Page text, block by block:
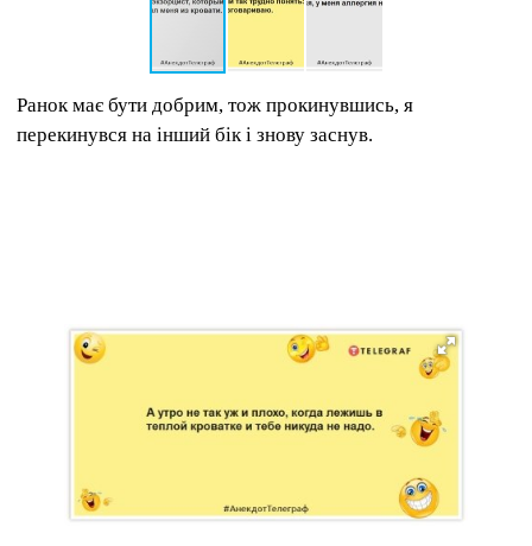
Ранок має бути добрим, тож прокинувшись, я
перекинувся на інший бік і знову заснув.